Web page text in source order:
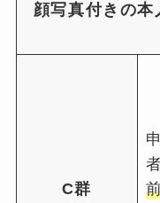
顔写真付きの
C群